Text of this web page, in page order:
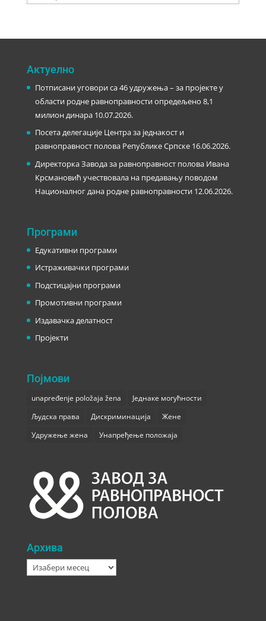
Актуелно
Потписани уговори са 46 удружења – за пројекте у
области родне равноправности опредељено 8,1
милион динара 10.07.2026.
Посета делегације Центра за једнакост и
равноправност полова Републике Српске 16.06.2026.
Директорка Завода за равноправност полова Ивана
Крсмановић учествовала на предавању поводом
Националног дана родне равноправности 12.06.2026.
Програми
Едукативни програми
Истраживачки програми
Подстицајни програми
Промотивни програми
Издавачка делатност
Пројекти
Појмови
unapređenje položaja žena
Једнаке могућности
Људска права
Дискриминација
Жене
Удружење жена
Унапређење положаја
Архива
Архива